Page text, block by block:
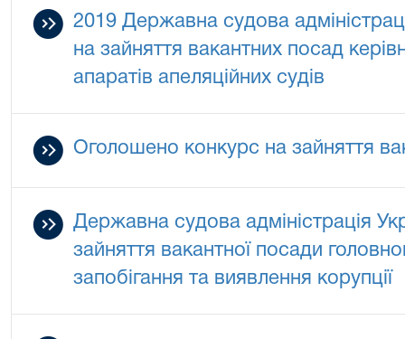
2019 Державна судова
на зайняття вакантних посад
апаратів апеляційних судів
Оголошено конкурс на зайняття
Державна судова адміністрація
зайняття вакантної посади
запобігання та виявлення корупції